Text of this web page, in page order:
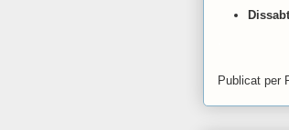
Publicat per